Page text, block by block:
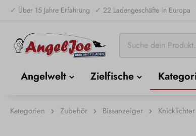
✓ Über 15 Jahre Erfahrung ✓ 22 Ladengeschäfte in Europa
Angelwelt Zielfische
Kategorien Zubehör Bissanzeiger